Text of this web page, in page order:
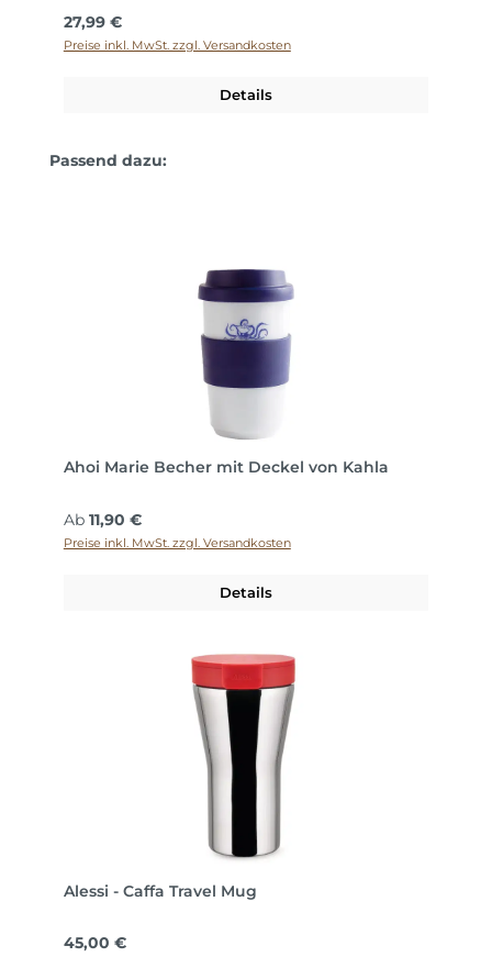
Regulärer Preis:
27,99 €
Preise inkl. MwSt. zzgl. Versandkosten
Details
Produktgalerie überspringen
Passend dazu:
Ahoi Marie Becher mit Deckel von Kahla
Regulärer Preis:
Ab 11,90 €
Preise inkl. MwSt. zzgl. Versandkosten
Details
Alessi - Caffa Travel Mug
Regulärer Preis:
45,00 €